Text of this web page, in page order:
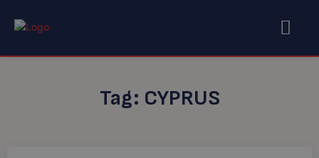
Tag: CYPRUS